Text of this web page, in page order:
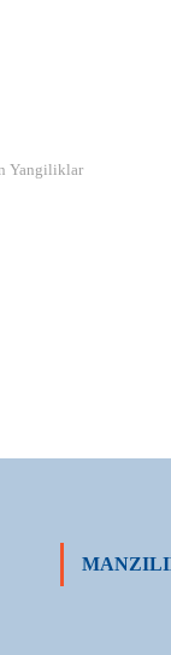
Yangiliklar